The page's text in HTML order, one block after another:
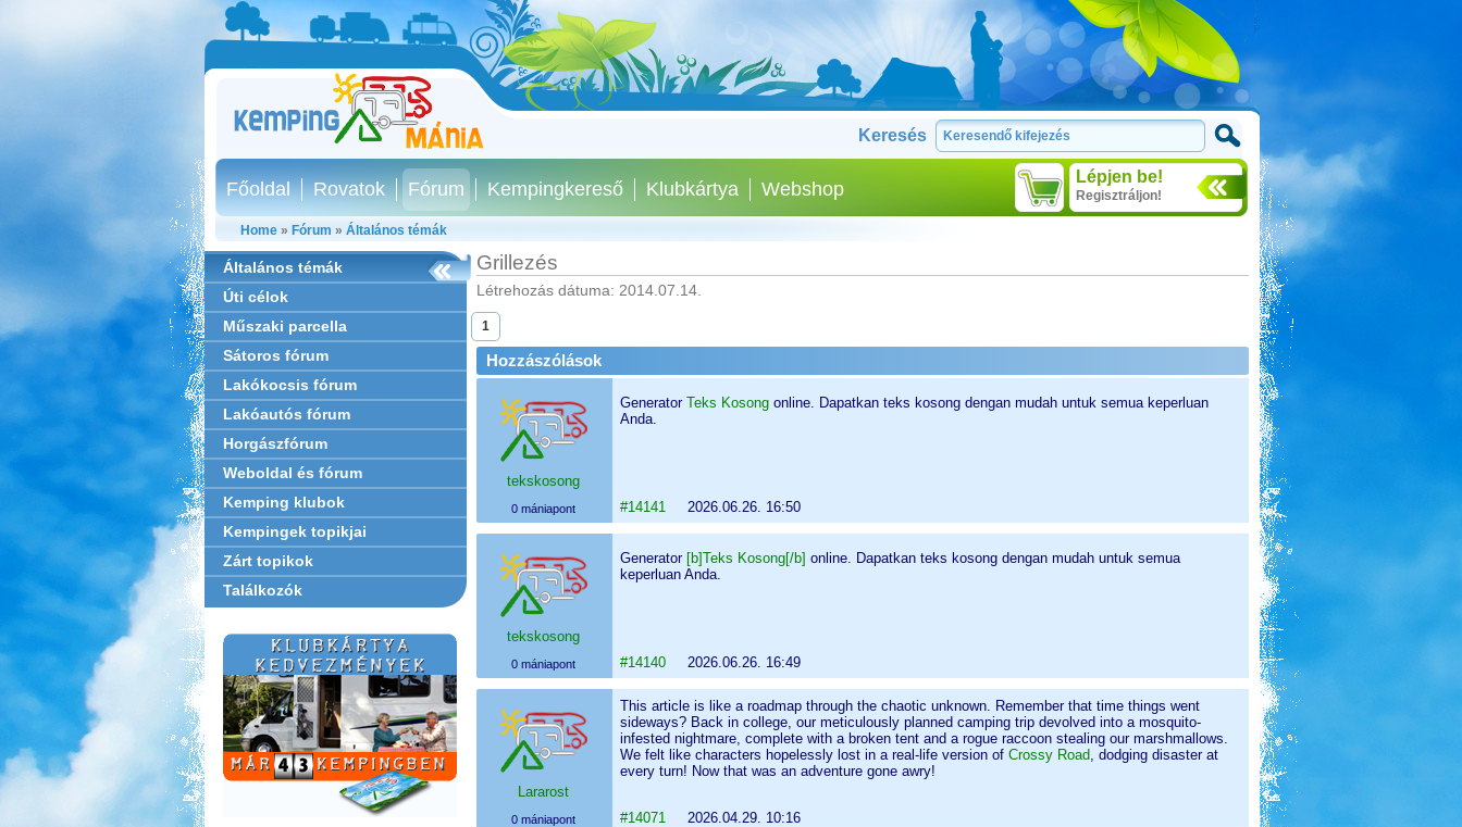
Keresés
Lépjen be!
Regisztráljon!
Főoldal Rovatok Fórum Kempingkereső Klubkártya Webshop
Home» Fórum » Általános témák
Általános témák
Úti célok
Műszaki parcella
Sátoros fórum
Lakókocsis fórum
Lakóautós fórum
Horgászfórum
Weboldal és fórum
Kemping klubok
Kempingek topikjai
Zárt topikok
Találkozók
Grillezés
Létrehozás dátuma: 2014.07.14.
1
Hozzászólások
tekskosong
0 mániapont
Generator Teks Kosongonline. Dapatkan teks kosong dengan mudah untuk semua keperluan
Anda.
#141412026.06.26. 16:50
tekskosong
0 mániapont
Generator [b]Teks Kosong[/b] online. Dapatkan teks kosong dengan mudah untuk semua
keperluan Anda.
#141402026.06.26. 16:49
Lararost
0 mániapont
This article is like a roadmap through the chaotic unknown. Remember that time things went
sideways? Back in college, our meticulously planned camping trip devolved into a mosquito-
infested nightmare, complete with a broken tent and a rogue raccoon stealing our marshmallows.
We felt like characters hopelessly lost in a real-life version of Crossy Road, dodging disaster at
every turn! Now that was an adventure gone awry!
#140712026.04.29. 10:16